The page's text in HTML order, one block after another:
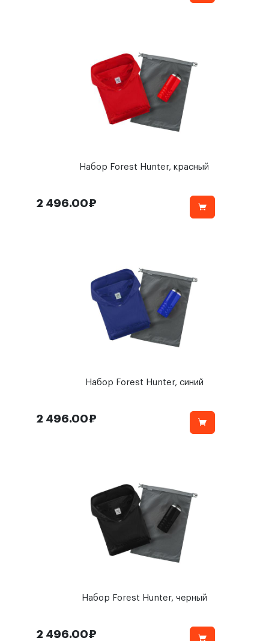
Набор Forest Hunter, красный
2 496.00₽
Набор Forest Hunter, синий
2 496.00₽
Набор Forest Hunter, черный
2 496.00₽